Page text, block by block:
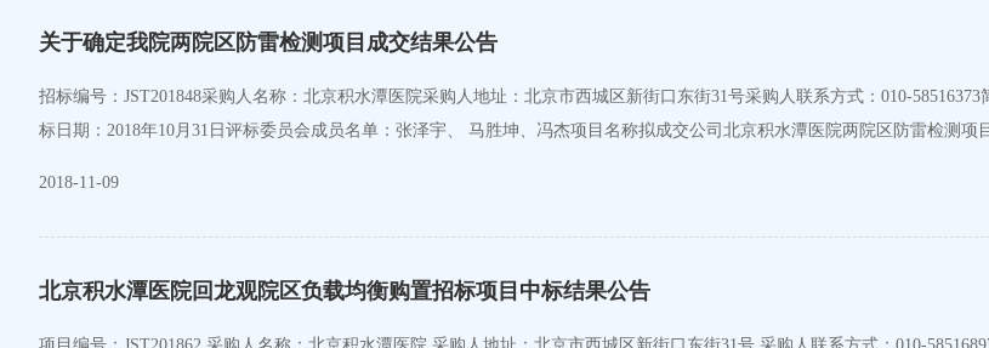
关于确定我院两院区防雷检测项目成交结果公告
招标编号：JST201848采购人名称：北京积水潭医院采购人地址：北京市西城区新街口东街31号采购人联系方式：010-
2018-11-09
北京积水潭医院回龙观院区负载均衡购置招标项目中标结果公告